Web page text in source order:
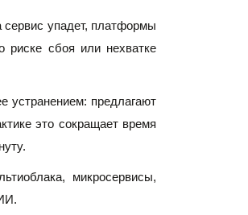
сервис упадет, платформы
риске сбоя или нехватке
устранением: предлагают
это сокращает время
микросервисы,